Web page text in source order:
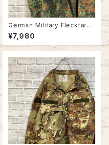
German Military Flecktarn
Camo ShirtJacket L/S L相
当 90s ドイツ軍 シャツジャケッ
ト フレクターカモ フレックカモ
国旗 ドイツ ユーロミリタリー
ユーロ 古着
¥7,980